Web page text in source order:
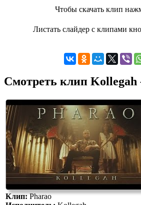
Чтобы скачать клип
Листать слайдер с клипами
Смотреть клип Kollegah
Клип:Pharao